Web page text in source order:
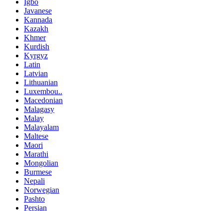
Javanese
Kannada
Kazakh
Khmer
Kurdish
Kyrgyz
Latin
Latvian
Lithuanian
Luxembou..
Macedonian
Malagasy
Malay
Malayalam
Maltese
Maori
Marathi
Mongolian
Burmese
Nepali
Norwegian
Pashto
Persian